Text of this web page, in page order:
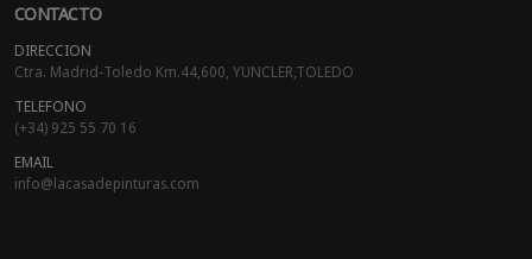
CONTACTO
DIRECCION
Ctra. Madrid-Toledo Km.44,600, YUNCLER,TOLEDO
TELEFONO
(+34) 925 55 70 16
EMAIL
info@lacasadepinturas.com